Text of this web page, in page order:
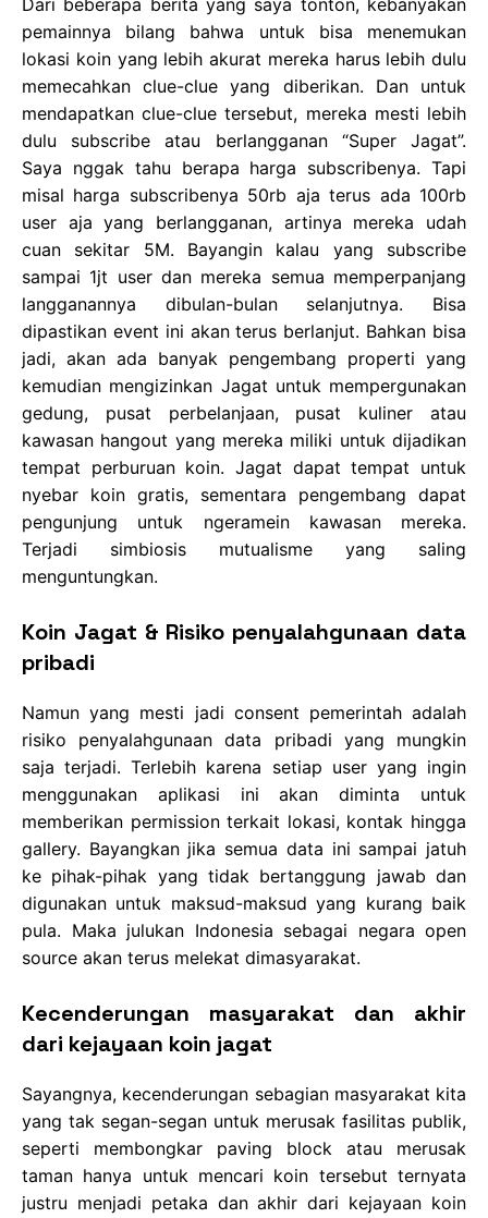
Dari beberapa berita yang saya tonton, kebanyakan
pemainnya bilang bahwa untuk bisa menemukan
lokasi koin yang lebih akurat mereka harus lebih dulu
memecahkan clue-clue yang diberikan. Dan untuk
mendapatkan clue-clue tersebut, mereka mesti lebih
dulu subscribe atau berlangganan “Super Jagat”.
Saya nggak tahu berapa harga subscribenya. Tapi
misal harga subscribenya 50rb aja terus ada 100rb
user aja yang berlangganan, artinya mereka udah
cuan sekitar 5M. Bayangin kalau yang subscribe
sampai 1jt user dan mereka semua memperpanjang
langganannya dibulan-bulan selanjutnya. Bisa
dipastikan event ini akan terus berlanjut. Bahkan bisa
jadi, akan ada banyak pengembang properti yang
kemudian mengizinkan Jagat untuk mempergunakan
gedung, pusat perbelanjaan, pusat kuliner atau
kawasan hangout yang mereka miliki untuk dijadikan
tempat perburuan koin. Jagat dapat tempat untuk
nyebar koin gratis, sementara pengembang dapat
pengunjung untuk ngeramein kawasan mereka.
Terjadi simbiosis mutualisme yang saling
menguntungkan.
Koin Jagat & Risiko penyalahgunaan data
pribadi
Namun yang mesti jadi consent pemerintah adalah
risiko penyalahgunaan data pribadi yang mungkin
saja terjadi. Terlebih karena setiap user yang ingin
menggunakan aplikasi ini akan diminta untuk
memberikan permission terkait lokasi, kontak hingga
gallery. Bayangkan jika semua data ini sampai jatuh
ke pihak-pihak yang tidak bertanggung jawab dan
digunakan untuk maksud-maksud yang kurang baik
pula. Maka julukan Indonesia sebagai negara open
source akan terus melekat dimasyarakat.
Kecenderungan masyarakat dan akhir
dari kejayaan koin jagat
Sayangnya, kecenderungan sebagian masyarakat kita
yang tak segan-segan untuk merusak fasilitas publik,
seperti membongkar paving block atau merusak
taman hanya untuk mencari koin tersebut ternyata
justru menjadi petaka dan akhir dari kejayaan koin